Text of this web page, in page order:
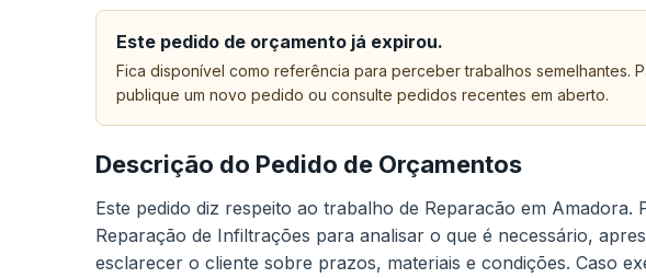
Este pedido de orçamento já expirou.
Fica disponível como referência para perceber trabalhos semelhantes.
publique um novo pedido ou consulte pedidos recentes em aberto.
Descrição do Pedido de Orçamentos
Este pedido diz respeito ao trabalho de Reparacão em Amadora.
Reparação de Infiltrações para analisar o que é necessário,
esclarecer o cliente sobre prazos, materiais e condições. Caso